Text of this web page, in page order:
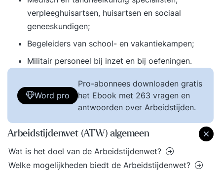
verpleeghuisartsen, huisartsen en sociaal
geneeskundigen;
Begeleiders van school- en vakantiekampen;
Militair personeel bij inzet en bij oefeningen.
Word pro
Pro-abonnees downloaden gratis
het Ebook met 263 vragen en
antwoorden over Arbeidstijden.
Arbeidstijdenwet (ATW) algemeen
Wat is het doel van de Arbeidstijdenwet?
Welke mogelijkheden biedt de Arbeidstijdenwet?